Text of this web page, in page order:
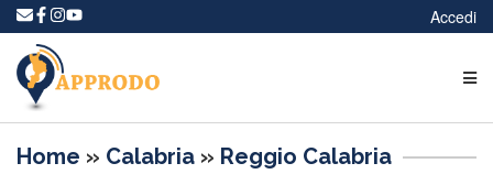
Accedi
Home » Calabria » Reggio Calabria